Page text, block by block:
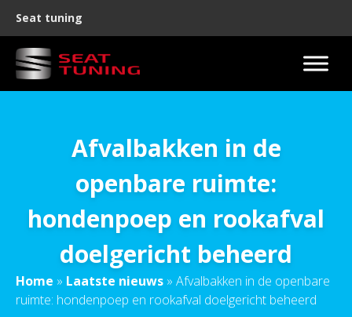
Seat tuning
Afvalbakken in de
openbare ruimte:
hondenpoep en rookafval
doelgericht beheerd
Home » Laatste nieuws » Afvalbakken in de openbare
ruimte: hondenpoep en rookafval doelgericht beheerd